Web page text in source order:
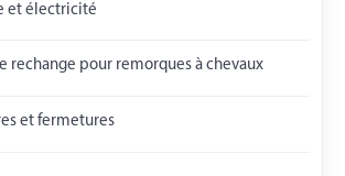
et électricité
rechange pour remorques à chevaux
et fermetures